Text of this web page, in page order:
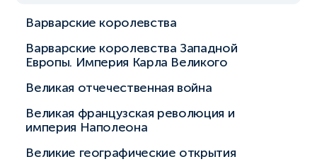
Варварские королевства
Варварские королевства Западной
Европы. Империя Карла Великого
Великая отчечественная война
Великая французская революция и
империя Наполеона
Великие географические открытия